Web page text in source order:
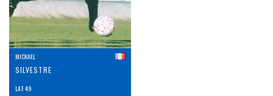
MICKAEL
SILVESTRE
LAT: 49